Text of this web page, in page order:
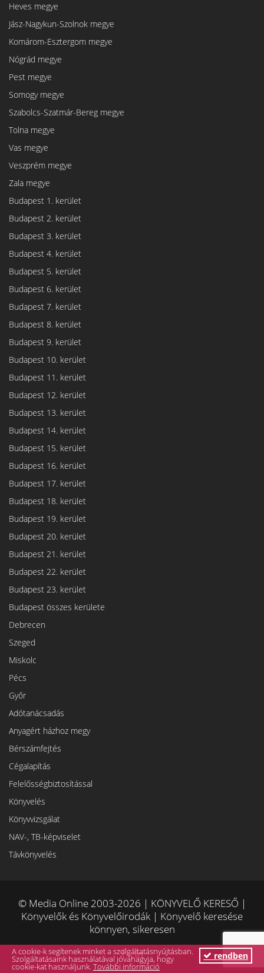
Heves megye
Jász-Nagykun-Szolnok megye
Komárom-Esztergom megye
Nógrád megye
Pest megye
Somogy megye
Szabolcs-Szatmár-Bereg megye
Tolna megye
Vas megye
Veszprém megye
Zala megye
Budapest 1. kerület
Budapest 2. kerület
Budapest 3. kerület
Budapest 4. kerület
Budapest 5. kerület
Budapest 6. kerület
Budapest 7. kerület
Budapest 8. kerület
Budapest 9. kerület
Budapest 10. kerület
Budapest 11. kerület
Budapest 12. kerület
Budapest 13. kerület
Budapest 14. kerület
Budapest 15. kerület
Budapest 16. kerület
Budapest 17. kerület
Budapest 18. kerület
Budapest 19. kerület
Budapest 20. kerület
Budapest 21. kerület
Budapest 22. kerület
Budapest 23. kerület
Budapest összes kerülete
Debrecen
Szeged
Miskolc
Pécs
Győr
Adótanácsadás
Anyagért házhoz megy
Bérszámfejtés
Cégalapítás
Felelősségbiztosítással
Könyvelés
Könyvvizsgálat
NAV-, TB-képviselet
Távkönyvelés
© Media Online 2003-2026 | KÖNYVELŐ KERESŐ |
Könyvelők és Könyvelőirodák | Könyvelő keresése
könnyen, sikeresen
A cookie-k segítenek minket a szolgáltatásnyújtásban.
Szolgáltatásaink használatával jóváhagyja, hogy
cookie-kat használjunk. További információ
rendben